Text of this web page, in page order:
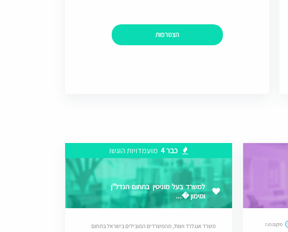
הצטרפות
מיקום פגז
כבר 4 מועמדויות הוגשו
למשרד בעל מוניטין בתחום הנדל"ן
ומימון �...
משרד אנגלרד ושות’, מהמשרדים המובילים בישראל בתחום